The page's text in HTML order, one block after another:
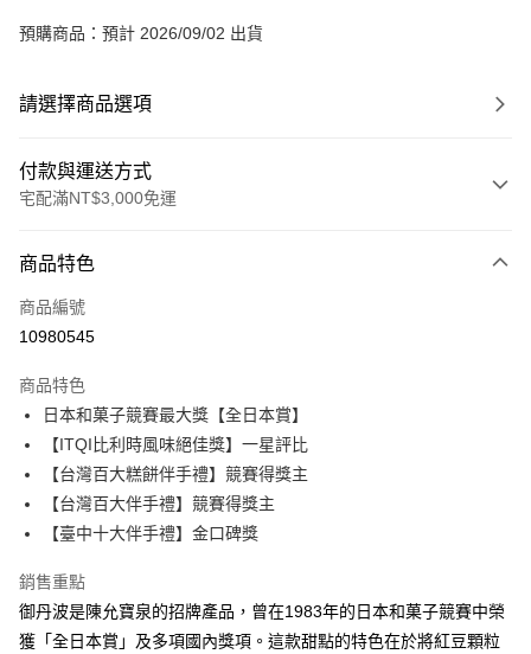
預購商品：預計 2026/09/02 出貨
請選擇商品選項
付款與運送方式
宅配滿NT$3,000免運
信用卡一次付款
LINE Pay
街口支付
悠遊付
ATM付款
【中秋85折預購】宅配
每筆NT$160，滿NT$3,000(含以上)免運費
商品特色
商品編號
10980545
商品特色
日本和菓子競賽最大獎【全日本賞】
【ITQI比利時風味絕佳獎】一星評比
【台灣百大糕餅伴手禮】競賽得獎主
【台灣百大伴手禮】競賽得獎主
【臺中十大伴手禮】金口碑獎
銷售重點
御丹波是陳允寶泉的招牌產品，曾在1983年的日本和菓子競賽中榮
獲「全日本賞」及多項國內獎項。這款甜點的特色在於將紅豆顆粒